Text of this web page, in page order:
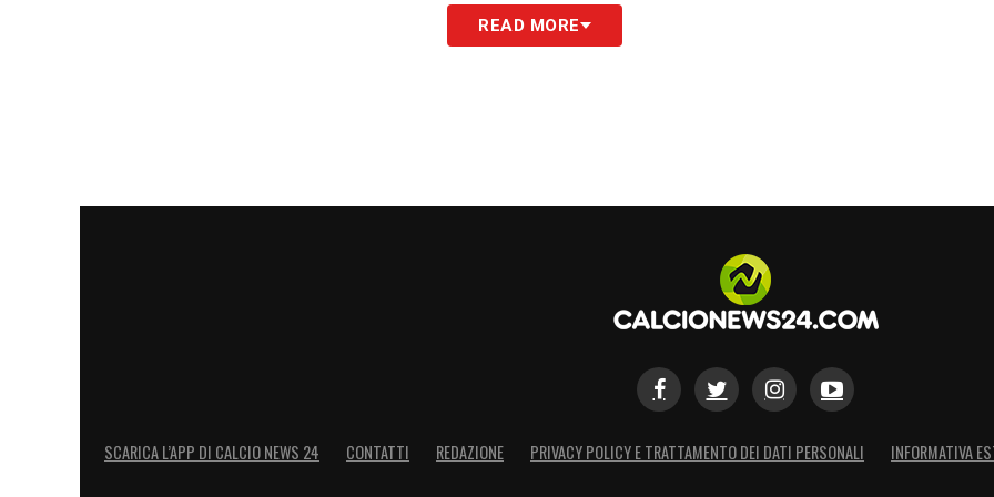
Mozione urgente Governo del Territorio area San Francesco intervento di trasformazione urbanistica di
READ MORE
SCARICA L’APP DI CALCIO NEWS 24 CONTATTI REDAZIONE PRIVACY POLICY E TRATTAMENTO DEI DATI PERSONALI INFORMATIVA